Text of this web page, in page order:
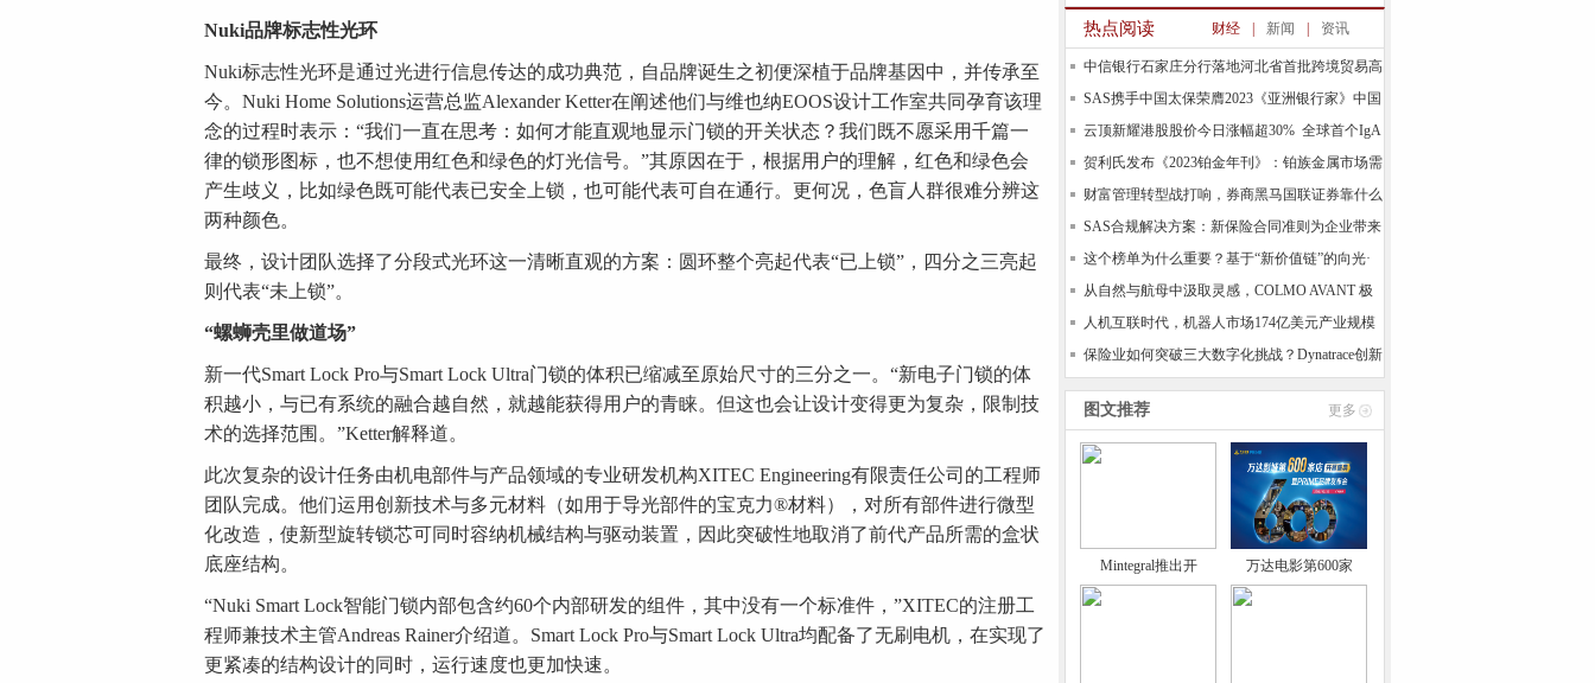
Nuki品牌标志性光环
Nuki标志性光环是通过光进行信息传达的成功典范，自品牌诞生之初便深植于品牌基因中，并传承至
今。Nuki Home Solutions运营总监Alexander Ketter在阐述他们与维也纳EOOS设计工作室共同孕育该理
念的过程时表示：“我们一直在思考：如何才能直观地显示门锁的开关状态？我们既不愿采用千篇一
律的锁形图标，也不想使用红色和绿色的灯光信号。”其原因在于，根据用户的理解，红色和绿色会
产生歧义，比如绿色既可能代表已安全上锁，也可能代表可自在通行。更何况，色盲人群很难分辨这
两种颜色。
最终，设计团队选择了分段式光环这一清晰直观的方案：圆环整个亮起代表“已上锁”，四分之三亮起
则代表“未上锁”。
“螺蛳壳里做道场”
新一代Smart Lock Pro与Smart Lock Ultra门锁的体积已缩减至原始尺寸的三分之一。“新电子门锁的体
积越小，与已有系统的融合越自然，就越能获得用户的青睐。但这也会让设计变得更为复杂，限制技
术的选择范围。”Ketter解释道。
此次复杂的设计任务由机电部件与产品领域的专业研发机构XITEC Engineering有限责任公司的工程师
团队完成。他们运用创新技术与多元材料（如用于导光部件的宝克力®材料），对所有部件进行微型
化改造，使新型旋转锁芯可同时容纳机械结构与驱动装置，因此突破性地取消了前代产品所需的盒状
底座结构。
“Nuki Smart Lock智能门锁内部包含约60个内部研发的组件，其中没有一个标准件，”XITEC的注册工
程师兼技术主管Andreas Rainer介绍道。Smart Lock Pro与Smart Lock Ultra均配备了无刷电机，在实现了
更紧凑的结构设计的同时，运行速度也更加快速。
转？来看最全攻略
热点阅读 财经 新闻 资讯
中信银行石家庄分行落地河北省首批跨境贸易高
水平
SAS携手中国太保荣膺2023《亚洲银行家》中国
合规
云顶新耀港股股价今日涨幅超30% 全球首个IgA
肾
贺利氏发布《2023铂金年刊》：铂族金属市场需
求预计
财富管理转型战打响，券商黑马国联证券靠什么
领跑基
SAS合规解决方案：新保险合同准则为企业带来
新的机
这个榜单为什么重要？基于“新价值链”的向光·
易善
从自然与航母中汲取灵感，COLMO AVANT 极
境空调自由
人机互联时代，机器人市场174亿美元产业规模
背后的
保险业如何突破三大数字化挑战？Dynatrace创新
技术
图文推荐 更多
Mintegral推出开 万达电影第600家